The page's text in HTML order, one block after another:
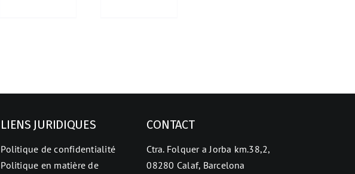
LIENS JURIDIQUES
Politique de confidentialité
Politique en matière de
CONTACT
Ctra. Folquer a Jorba km.38,2,
08280 Calaf, Barcelona